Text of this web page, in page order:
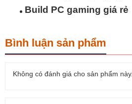
Build PC gaming giá rẻ
Bình luận sản phẩm
Không có đánh giá cho sản phẩm này.